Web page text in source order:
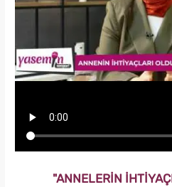
"ANNELERİN